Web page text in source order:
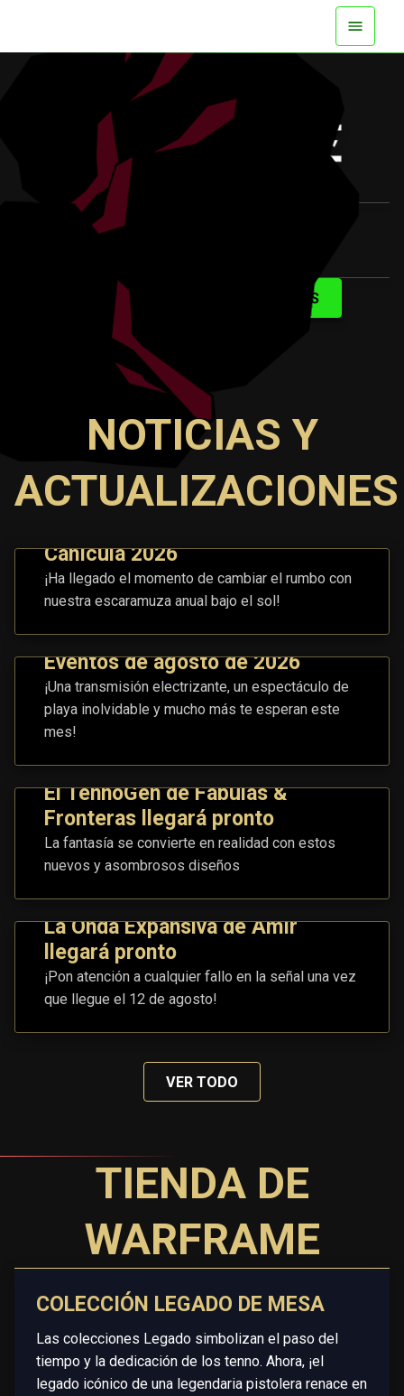
DISPONIBLE YA EN TODAS LAS
VER EL TRÁILER SABER MÁS
NOTICIAS Y
ACTUALIZACIONES
Canícula 2026
¡Ha llegado el momento de cambiar el rumbo con
nuestra escaramuza anual bajo el sol!
Eventos de agosto de 2026
¡Una transmisión electrizante, un espectáculo de
playa inolvidable y mucho más te esperan este
mes!
El TennoGen de Fábulas &
Fronteras llegará pronto
La fantasía se convierte en realidad con estos
nuevos y asombrosos diseños
La Onda Expansiva de Amir
llegará pronto
¡Pon atención a cualquier fallo en la señal una vez
que llegue el 12 de agosto!
VER TODO
TIENDA DE
WARFRAME
COLECCIÓN LEGADO DE MESA
Las colecciones Legado simbolizan el paso del
tiempo y la dedicación de los tenno. Ahora, ¡el
legado icónico de una legendaria pistolera renace en